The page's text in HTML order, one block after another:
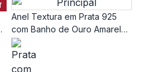
Anel Textura em Prata 925
com Banho de Ouro Amarelo
18k